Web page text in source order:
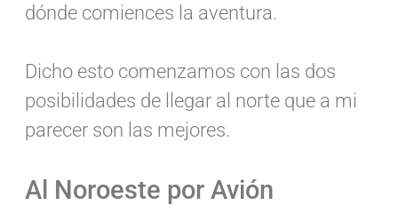
dónde comiences la aventura.
Dicho esto comenzamos con las dos
posibilidades de llegar al norte que a mi
parecer son las mejores.
Al Noroeste por Avión